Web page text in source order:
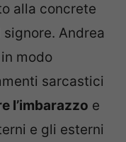
alla concrete
Andrea
modo
sarcastici
l’imbarazzo e
e gli esterni